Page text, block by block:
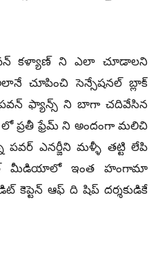
కళ్యాణ్ ని ఎలా చూడాలని
చూపించి సెన్సేషనల్ బ్లాక్
పవన్ ఫ్యాన్స్ ని బాగా చదివేసిన
ప్రతీ ఫ్రేమ్ ని అందంగా మలిచి
ఎనర్జీని మళ్ళీ తట్టి లేపి
మీడియాలో ఇంత హంగామా
కెప్టెన్ ఆఫ్ ది షిప్ దర్శకుడికే